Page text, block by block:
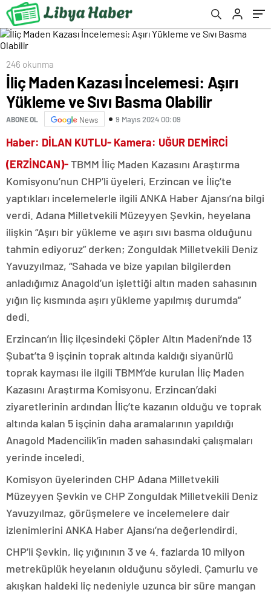
246 okunma
İliç Maden Kazası İncelemesi: Aşırı
Yükleme ve Sıvı Basma Olabilir
ABONE OL News 9 Mayıs 2024 00:09
Haber: DİLAN KUTLU- Kamera: UĞUR DEMİRCİ
(ERZİNCAN)-TBMM İliç Maden Kazasını Araştırma
Komisyonu’nun CHP’li üyeleri, Erzincan ve İliç’te
yaptıkları incelemelerle ilgili ANKA Haber Ajansı’na bilgi
verdi. Adana Milletvekili Müzeyyen Şevkin, heyelana
ilişkin “Aşırı bir yükleme ve aşırı sıvı basma olduğunu
tahmin ediyoruz” derken; Zonguldak Milletvekili Deniz
Yavuzyılmaz, “Sahada ve bize yapılan bilgilerden
anladığımız Anagold’un işlettiği altın maden sahasının
yığın liç kısmında aşırı yükleme yapılmış durumda”
dedi.
Erzincan’ın İliç ilçesindeki Çöpler Altın Madeni’nde 13
Şubat’ta 9 işçinin toprak altında kaldığı siyanürlü
toprak kayması ile ilgili TBMM’de kurulan İliç Maden
Kazasını Araştırma Komisyonu, Erzincan’daki
ziyaretlerinin ardından İliç’te kazanın olduğu ve toprak
altında kalan 5 işçinin daha aramalarının yapıldığı
Anagold Madencilik’in maden sahasındaki çalışmaları
yerinde inceledi.
Komisyon üyelerinden CHP Adana Milletvekili
Müzeyyen Şevkin ve CHP Zonguldak Milletvekili Deniz
Yavuzyılmaz, görüşmelere ve incelemelere dair
izlenimlerini ANKA Haber Ajansı’na değerlendirdi.
CHP’li Şevkin, liç yığınının 3 ve 4. fazlarda 10 milyon
metreküplük heyelanın olduğunu söyledi. Çamurlu ve
akışkan haldeki liç nedeniyle uzunca bir süre mangan